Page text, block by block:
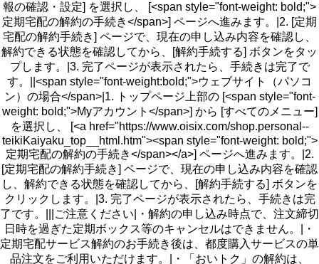
報の確認・設定] を選択し、 [<span style="font-weight: bold;">
定期宅配の解約の手続き</span>] ページへ進みます。|2. [定期
宅配の解約手続き] ページで、現在の申し込み内容を確認し、
解約できる状態を確認してから、[解約手続する] ボタンをタッ
プします。|3. 完了ページが表示されたら、手続きは完了で
す。||<span style="font-weight:bold;">ウェブサイト（パソコ
ン）の場合</span>|1. トップページ上部の [<span style="font-
weight: bold;">Myアカウント</span>] から [すべてのメニュー]
を選択し、 [<a href="https://www.oisix.com/shop.personal--
teikiKaiyaku_top__html.htm"><span style="font-weight: bold;">
定期宅配の解約の手続き</span></a>] ページへ進みます。|2.
[定期宅配の解約手続き] ページで、現在の申し込み内容を確認
し、解約できる状態を確認してから、[解約手続する] ボタンを
クリックします。|3. 完了ページが表示されたら、手続きは完
了です。|||ご注意ください|・解約の申し込み時点で、注文締切
日時を過ぎた定期ボックス等のキャンセルはできません。|・
定期宅配サービス解約のお手続き後は、都度購入サービスの単
品注文をご利用いただけます。|・「おいトク」の解約は、